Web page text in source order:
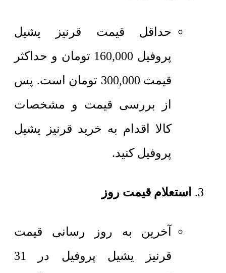
حداقل قیمت قرنیز یشیل
پروفیل 160,000 تومان و حداکثر
قیمت 300,000 تومان است. پس
از بررسی قیمت و مشخصات
کالا اقدام به خرید قرنیز یشیل
پروفیل کنید.
استعلام قیمت روز
آخرین به روز رسانی قیمت
قرنیز یشیل پروفیل در 31